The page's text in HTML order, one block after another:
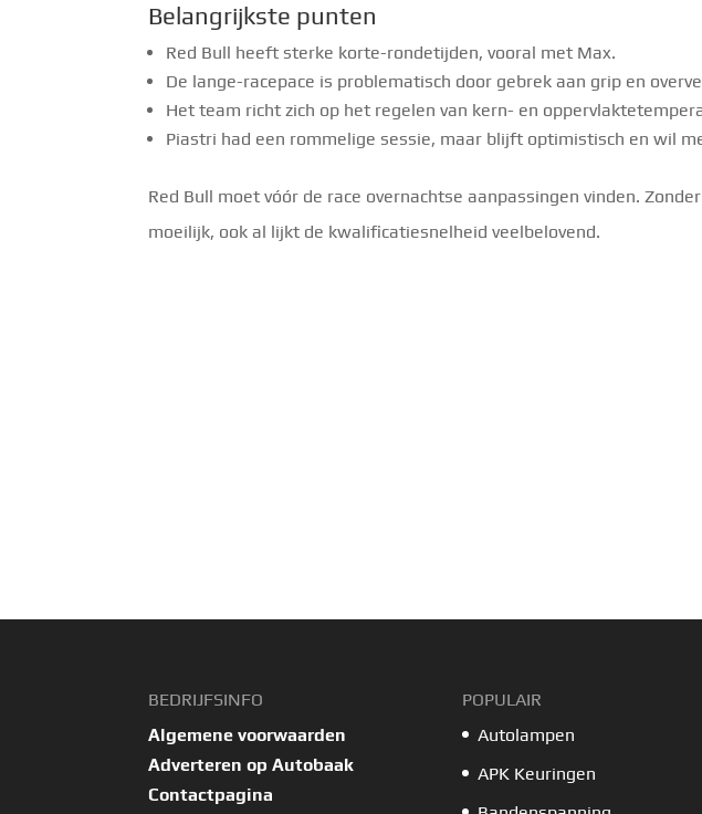
Belangrijkste punten
Red Bull heeft sterke korte-rondetijden, vooral met Max.
De lange-racepace is problematisch door gebrek aan grip en
Het team richt zich op het regelen van kern- en
Piastri had een rommelige sessie, maar blijft optimistisch en wil
Red Bull moet vóór de race overnachtse aanpassingen vinden.
moeilijk, ook al lijkt de kwalificatiesnelheid veelbelovend.
BEDRIJFSINFO
Algemene voorwaarden
Adverteren op Autobaak
Contactpagina
POPULAIR
Autolampen
APK Keuringen